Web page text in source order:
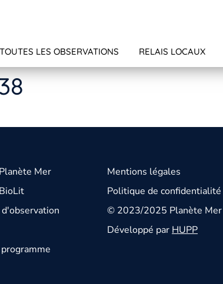
TOUTES LES OBSERVATIONS RELAIS LOCAUX
Mer
Mentions légales
Politique de confidentialité
© 2023/2025 Planète Mer
Développé parHUPP